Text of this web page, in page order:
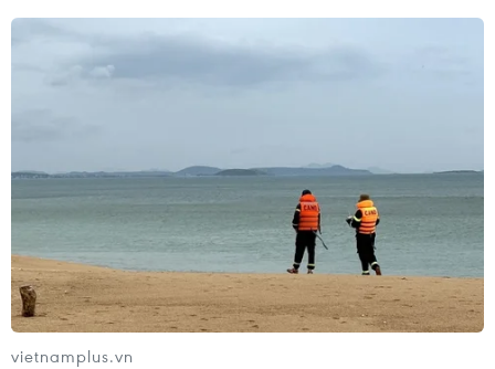
ngại về dịch COVID-19
21/02/2020 02:23
Kết thúc phiên này, chỉ số công nghiệp Dow Jones giảm
0,4%, xuống 29.219,98 điểm. Trong khi đó, chỉ số S&P
500 và chỉ số công nghệ Nasdaq Composite lần lượt
giảm 0,4% và 0,7%.
vietnamplus.vn